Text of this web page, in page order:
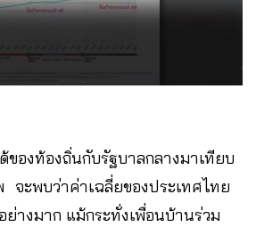
องท้องถิ่นกับรัฐบาลกลางมาเทียบ
จะพบว่าค่าเฉลี่ยของประเทศไทย
างมาก แม้กระทั่งเพื่อนบ้านร่วม